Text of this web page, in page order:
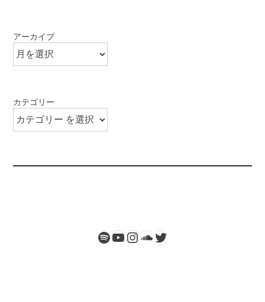
アーカイブ
カテゴリー
Spotify
YouTube
Instagram
SoundCloud
Twitter